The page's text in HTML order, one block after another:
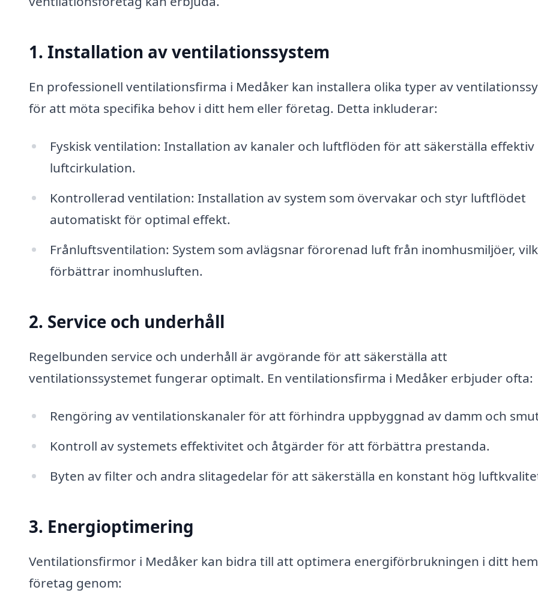
1. Installation av ventilationssystem
En professionell ventilationsfirma i Medåker kan installera olika typer av
för att möta specifika behov i ditt hem eller företag. Detta inkluderar:
Fyskisk ventilation: Installation av kanaler och luftflöden för att säkerställa effektiv
luftcirkulation.
Kontrollerad ventilation: Installation av system som övervakar och styr luftflödet
automatiskt för optimal effekt.
Frånluftsventilation: System som avlägsnar förorenad luft från inomhusmiljöer,
förbättrar inomhusluften.
2. Service och underhåll
Regelbunden service och underhåll är avgörande för att säkerställa att
ventilationssystemet fungerar optimalt. En ventilationsfirma i Medåker erbjuder ofta:
Rengöring av ventilationskanaler för att förhindra uppbyggnad av damm och
Kontroll av systemets effektivitet och åtgärder för att förbättra prestanda.
Byten av filter och andra slitagedelar för att säkerställa en konstant hög
3. Energioptimering
Ventilationsfirmor i Medåker kan bidra till att optimera energiförbrukningen i ditt
företag genom: